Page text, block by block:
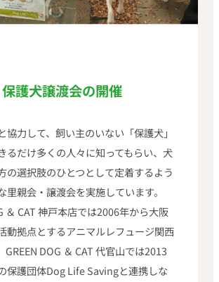
保護犬譲渡会の開催
協力して、飼い主のいない「保護犬」
るだけ多くの人々に知ってもらい、犬
の選択肢のひとつとして定着するよう
里親会・譲渡会を実施しています。
＆ CAT 神戸本店では2006年から大阪
動拠点とするアニマルレフュージ関西
GREEN DOG ＆ CAT 代官山では2013
保護団体Dog Life Savingと連携しな